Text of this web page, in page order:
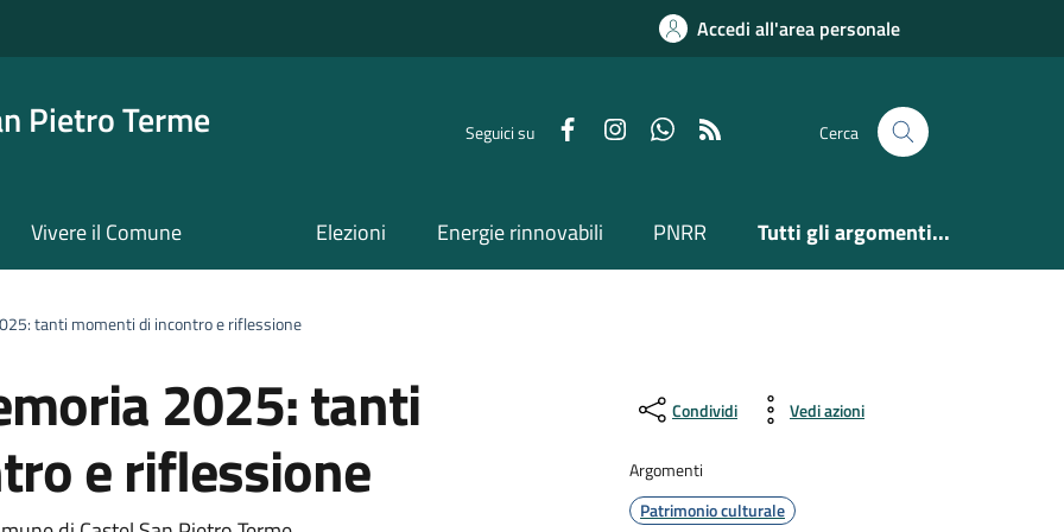
Accedi all'area personale
Pietro Terme Seguici su FacebookInstagramWhatsapp Cerca
Vivere il Comune Elezioni Energie rinnovabili PNRR Tutti gli argomenti...
tanti momenti di incontro e riflessione
2025: tanti
e riflessione
Condividi Vedi azioni
Argomenti
Patrimonio culturale